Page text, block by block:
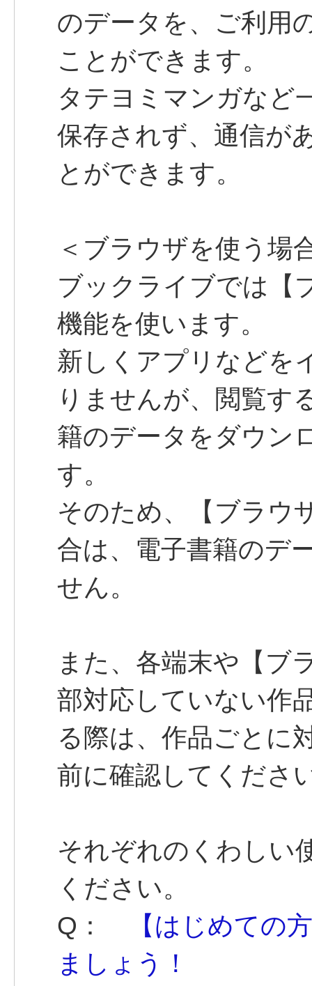
のデータを、ご利用
ことができます。
タテヨミマンガなど
保存されず、通信が
とができます。
＜ブラウザを使う場
ブックライブでは【
機能を使います。
新しくアプリなどを
りませんが、閲覧す
籍のデータをダウン
す。
そのため、【ブラウ
合は、電子書籍のデ
せん。
また、各端末や【ブ
部対応していない作
る際は、作品ごとに
前に確認してくださ
それぞれのくわしい
ください。
Q：
【はじめての
ましょう！